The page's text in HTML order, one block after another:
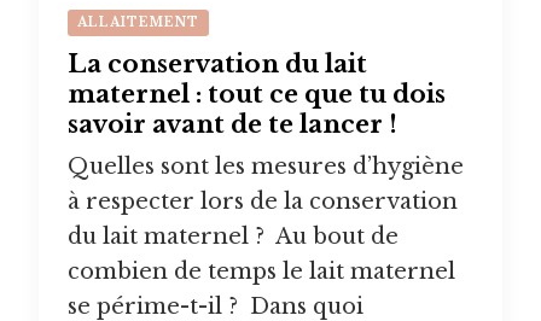
ALLAITEMENT
La conservation du lait
maternel : tout ce que tu dois
savoir avant de te lancer !
Quelles sont les mesures d’hygiène
à respecter lors de la conservation
du lait maternel ? Au bout de
combien de temps le lait maternel
se périme-t-il ? Dans quoi